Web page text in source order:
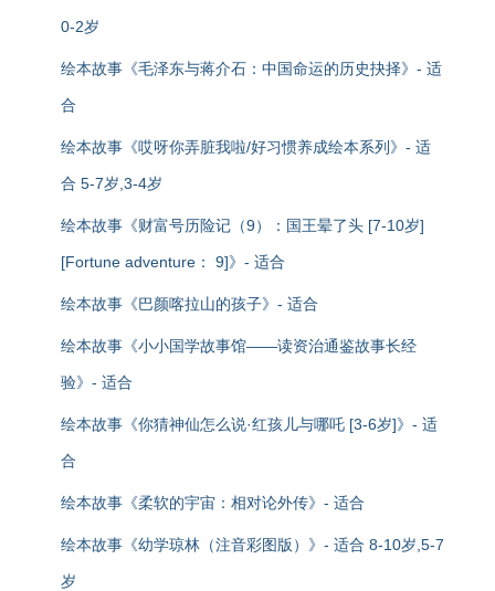
0-2岁
绘本故事《毛泽东与蒋介石：中国命运的历史抉择》- 适
合
绘本故事《哎呀你弄脏我啦/好习惯养成绘本系列》- 适
合 5-7岁,3-4岁
绘本故事《财富号历险记（9）：国王晕了头 [7-10岁]
[Fortune adventure： 9]》- 适合
绘本故事《巴颜喀拉山的孩子》- 适合
绘本故事《小小国学故事馆——读资治通鉴故事长经
验》- 适合
绘本故事《你猜神仙怎么说·红孩儿与哪吒 [3-6岁]》- 适
合
绘本故事《柔软的宇宙：相对论外传》- 适合
绘本故事《幼学琼林（注音彩图版）》- 适合 8-10岁,5-7
岁